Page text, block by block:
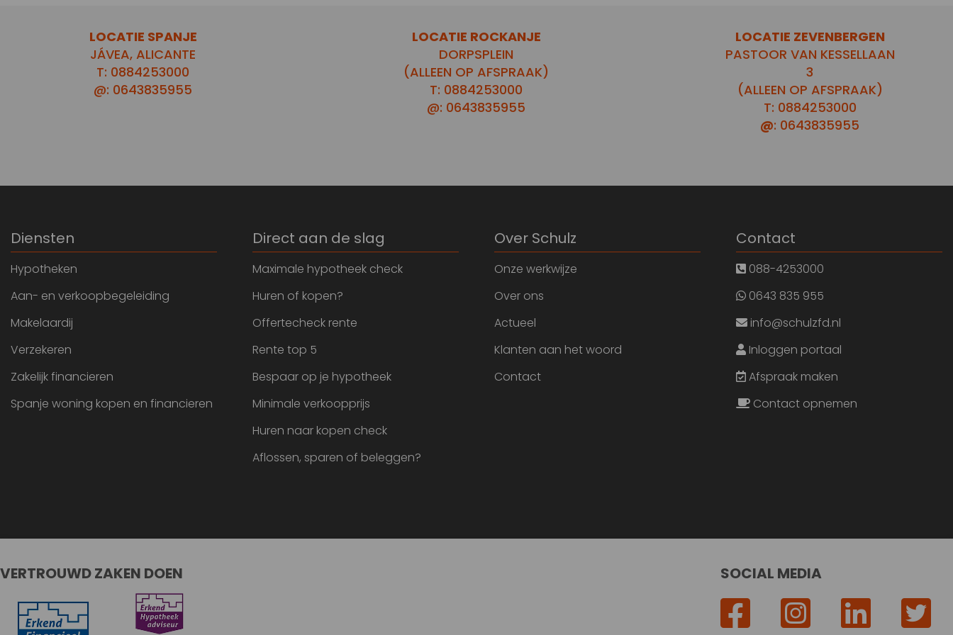
LOCATIE SPANJE
JÁVEA, ALICANTE
T: 0884253000
@: 0643835955
LOCATIE ROCKANJE
DORPSPLEIN
(ALLEEN OP AFSPRAAK)
T: 0884253000
@: 0643835955
LOCATIE ZEVENBERGEN
PASTOOR VAN KESSELLAAN
3
(ALLEEN OP AFSPRAAK)
T: 0884253000
@: 0643835955
Diensten
Hypotheken
Aan- en verkoopbegeleiding
Makelaardij
Verzekeren
Zakelijk financieren
Spanje woning kopen en financieren
Direct aan de slag
Maximale hypotheek check
Huren of kopen?
Offertecheck rente
Rente top 5
Bespaar op je hypotheek
Minimale verkoopprijs
Huren naar kopen check
Aflossen, sparen of beleggen?
Over Schulz
Onze werkwijze
Over ons
Actueel
Klanten aan het woord
Contact
Contact
088-4253000
0643 835 955
info@schulzfd.nl
Inloggen portaal
Afspraak maken
Contact opnemen
VERTROUWD ZAKEN DOEN SOCIAL MEDIA